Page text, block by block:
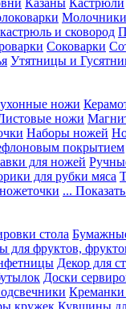
Казаны Кастрюли
Молочники
и сковород
Соковарки
Утятницы и
ножи
ножи
Наборы ножей
покрытием
для ножей
для рубки мяса
...
стола
для фруктов,
Декор для
Доски
Креманки
кружек Кувшины